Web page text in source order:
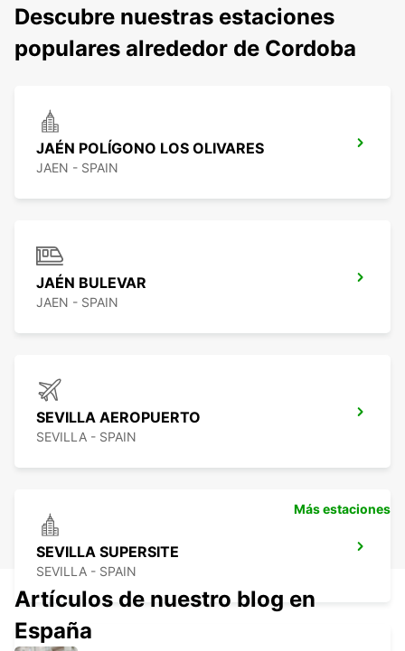
Descubre nuestras estaciones
populares alrededor de Cordoba
JAÉN POLÍGONO LOS OLIVARES
JAEN - SPAIN
JAÉN BULEVAR
JAEN - SPAIN
SEVILLA AEROPUERTO
SEVILLA - SPAIN
SEVILLA SUPERSITE
SEVILLA - SPAIN
Más estaciones
Artículos de nuestro blog en
España